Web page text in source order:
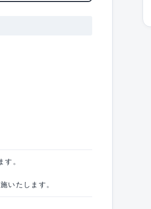
す。
いたします。